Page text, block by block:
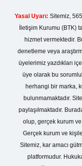
Yasal Uyarı: Sitemiz,
İletişim Kurumu (BTK)
hizmet vermektedir.
denetleme veya
üyelerimiz yazdıkları
üye olarak bu
herhangi bir marka,
bulunmamaktadır.
paylaşılmaktadır.
olup, gerçek kurum ve
Gerçek kurum ve
Sitemiz, kar amacı
platformudur.